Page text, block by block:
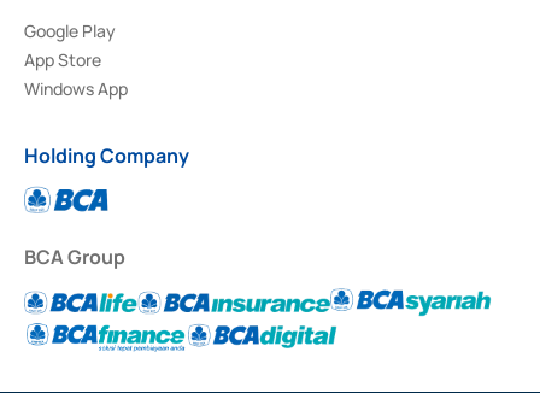
Google Play
App Store
Windows App
Holding Company
BCA Group